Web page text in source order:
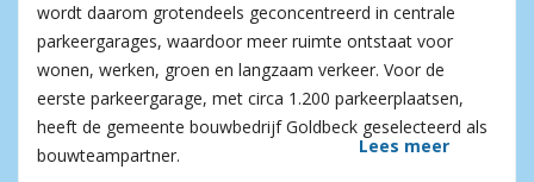
wordt daarom grotendeels geconcentreerd in centrale
parkeergarages, waardoor meer ruimte ontstaat voor
wonen, werken, groen en langzaam verkeer. Voor de
eerste parkeergarage, met circa 1.200 parkeerplaatsen,
heeft de gemeente bouwbedrijf Goldbeck geselecteerd als
bouwteampartner.
Lees meer